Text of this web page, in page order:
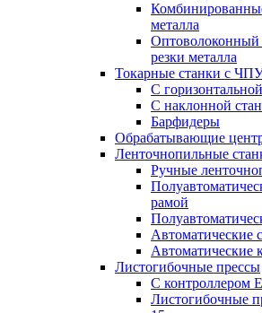
металла
Оптоволоконный
резки металла
Токарные станки с
С
С наклонной
Барфидеры
Обрабатывающие
Ленточнопильные
Ручные
рамой
Автоматические
Автоматические
Листогибочные прессы
С контроллером
Листогибочные